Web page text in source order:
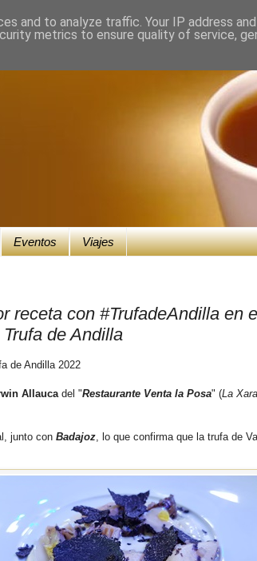
Eventos Viajes
receta con #TrufadeAndilla en
de Andilla
de Andilla 2022
Allauca del "Restaurante Venta la Posa" (La Xara
junto con Badajoz , lo que confirma que la trufa de
and to analyze traffic. Your IP address
metrics to ensure quality of service,